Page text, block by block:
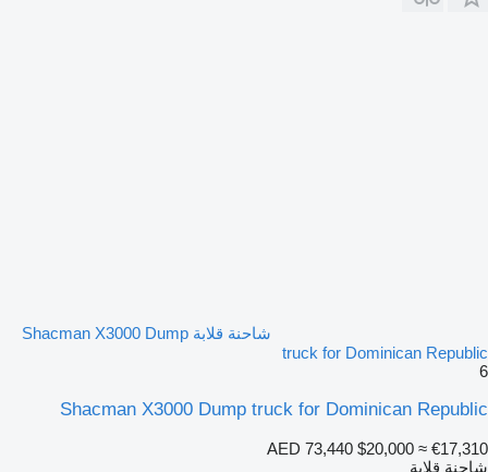
شاحنة قلابة Shacman X3000 Dump
truck for Dominican Republic
6
Shacman X3000 Dump truck for Dominican Republic
AED 73,440 $20,000 ≈ €17,310
شاحنة قلابة